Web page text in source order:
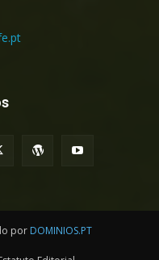
por DOMINIOS.PT